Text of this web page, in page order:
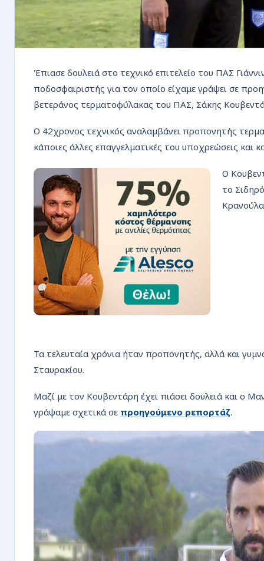
Έπιασε δουλειά στο τεχνικό επιτελείο του ΠΑΣ
ποδοσφαιριστής για τον οποίο είχαμε γράψει σε
βετεράνος τερματοφύλακας του ΠΑΣ, Σάκης
Ο 42χρονος τεχνικός αναλαμβάνει προπονητής
κάποιες άλλες επαγγελματικές του υποχρεώσεις
Ο
το
Τα τελευταία χρόνια ήταν προπονητής, αλλά και
Σταυρακίου.
Μαζί με τον Κουβεντάρη έχει πιάσει δουλειά και ο
γράψαμε σχετικά σε προηγούμενο ρεπορτάζ.